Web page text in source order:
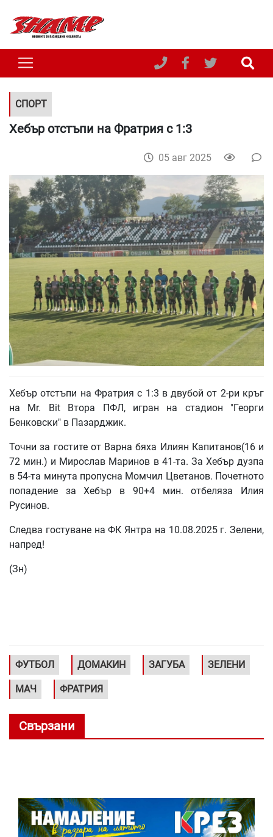
СПОРТ
Хебър отстъпи на Фратрия с 1:3
05 авг 2025
Хебър отстъпи на Фратрия с 1:3 в двубой от 2-ри кръг
на Mr. Bit Втора ПФЛ, игран на стадион "Георги
Бенковски" в Пазарджик.
Точни за гостите от Варна бяха Илиян Капитанов(16 и
72 мин.) и Мирослав Маринов в 41-та. За Хебър дузпа
в 54-та минута пропусна Момчил Цветанов. Почетното
попадение за Хебър в 90+4 мин. отбеляза Илия
Русинов.
Следва гостуване на ФК Янтра на 10.08.2025 г. Зелени,
напред!
(Зн)
ФУТБОЛ ДОМАКИН ЗАГУБА ЗЕЛЕНИ
МАЧ ФРАТРИЯ
Свързани